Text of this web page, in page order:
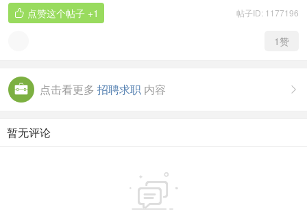
帖子ID: 1177196
 点赞这个帖子 +1
1赞

点击看更多 招聘求职 内容
暂无评论
